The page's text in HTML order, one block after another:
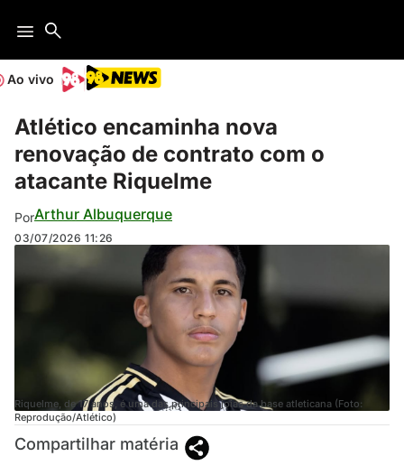
Ao vivo
Atlético encaminha nova
renovação de contrato com o
atacante Riquelme
PorArthur Albuquerque
03/07/2026 11:26
Riquelme, de 17 anos, é uma das principais joias da base atleticana (Foto:
Reprodução/Atlético)
Compartilhar matéria